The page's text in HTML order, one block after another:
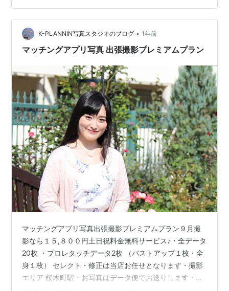
ＮＮＩＮＧ https://kplanning.net/omiai/ kplanning.net
K-PLANNIN写真スタジオのブログ • 1年前
マッチングアプリ写真 出張撮影プレミアムプラン
マッチングアプリ写真出張撮影プレミアムプラン９月撮
影なら１５,８００円土日祝料金無料サービス♪・全データ
20枚 ・プロレタッチデータ2枚 （バストアップ１枚・全
身１枚） セレクト・修正は当店お任せとなります・撮影
エリア 桜木町駅・お写真はデータ便でお送りします・出